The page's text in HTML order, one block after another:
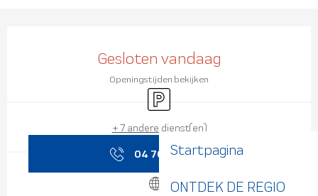
Startpagina
ONTDEK DE REGIO
Openingstijden en
Gesloten vandaag
Openingstijden bekijken
Parkeerplaats
+ 7 andere dienst(en)
04 76 08 71 ▒▒